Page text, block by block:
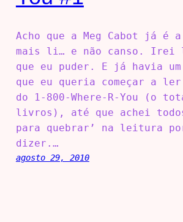
Acho que a Meg Cabot já é
mais li… e não canso. Irei
que eu puder. E já havia um
que eu queria começar a
do 1-800-Where-R-You (o
livros), até que achei
para quebrar’ na leitura
dizer.…
agosto 29, 2010